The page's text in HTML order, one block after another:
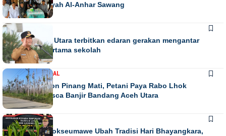
Relokasi Dayah Al-Anhar Sawang
DAERAH
Bupati Aceh Utara terbitkan edaran gerakan mengantar
anak hari pertama sekolah
DAERAHNASIONAL
Ribuan Pohon Pinang Mati, Petani Paya Rabo Lhok
Terpuruk Pasca Banjir Bandang Aceh Utara
DAERAHNEWS
Kapolres Lhokseumawe Ubah Tradisi Hari Bhayangkara,